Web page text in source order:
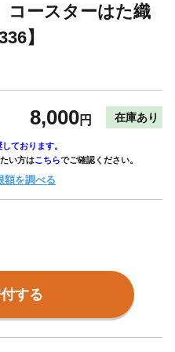
コースターはた織
】
8,000円 在庫あり
ております。
い方はこちらでご確認ください。
額を調べる
する